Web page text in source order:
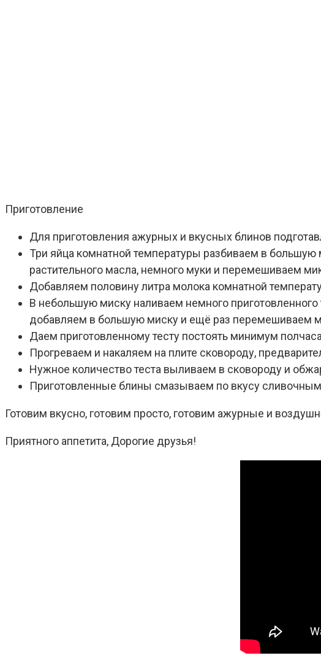
Приготовление
Для приготовления ажурных и вкусных блинов
Три яйца комнатной температуры разбиваем в
растительного масла, немного муки и перемешиваем
Добавляем половину литра молока комнатной
В небольшую миску наливаем немного
добавляем в большую миску и ещё раз перемешиваем
Даем приготовленному тесту постоять минимум
Прогреваем и накаляем на плите сковороду,
Нужное количество теста выливаем в сковороду и
Приготовленные блины смазываем по вкусу
Готовим вкусно, готовим просто, готовим ажурные и
Приятного аппетита, Дорогие друзья!